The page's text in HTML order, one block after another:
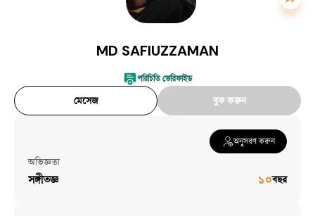
MD SAFIUZZAMAN
পরিচিতি ভেরিফাইড
মেসেজ বুক করুন
অনুসরণ করুন
অভিজ্ঞতা
সঙ্গীতজ্ঞ ১০বছর